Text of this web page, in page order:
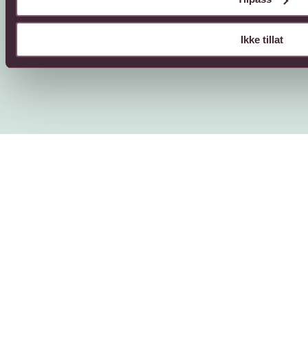
Ikke tillat